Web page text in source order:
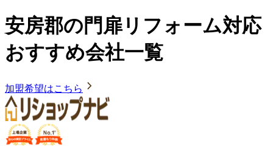
安房郡の門扉リフォーム対応
おすすめ会社一覧
加盟希望はこちら